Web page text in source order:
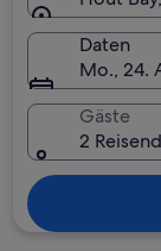
Daten
Mo., 24.
Gäste
2